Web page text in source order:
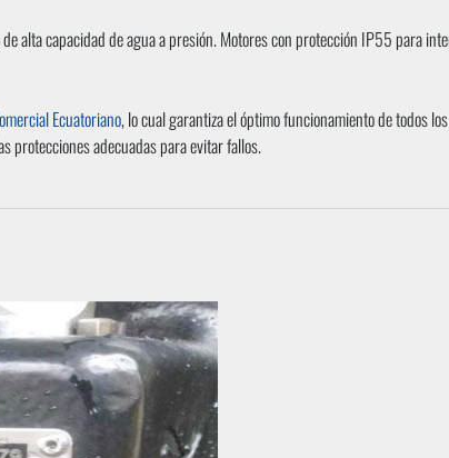
alta capacidad de agua a presión. Motores con protección IP55 para
Ecuatoriano, lo cual garantiza el óptimo funcionamiento de todos
protecciones adecuadas para evitar fallos.